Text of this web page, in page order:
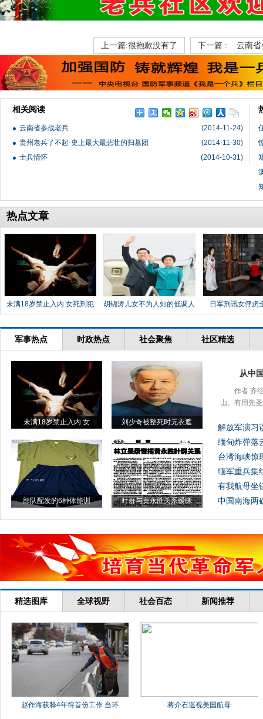
上一篇:很抱歉没有了 下一篇 : 云南
相关阅读
(2014-11-24)
云南省参战老兵
(2014-11-30)
贵州老兵了不起-史上最大最悲壮的扫墓团
(2014-10-31)
士兵情怀
热点文章
未满18岁禁止入内 女死刑犯 胡锦涛儿女不为人知的低调人 日军刑讯女俘虏